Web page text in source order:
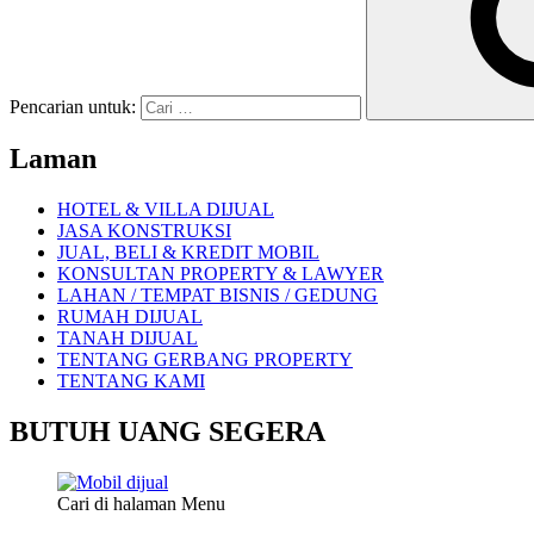
Pencarian untuk:
Laman
HOTEL & VILLA DIJUAL
JASA KONSTRUKSI
JUAL, BELI & KREDIT MOBIL
KONSULTAN PROPERTY & LAWYER
LAHAN / TEMPAT BISNIS / GEDUNG
RUMAH DIJUAL
TANAH DIJUAL
TENTANG GERBANG PROPERTY
TENTANG KAMI
BUTUH UANG SEGERA
Cari di halaman Menu